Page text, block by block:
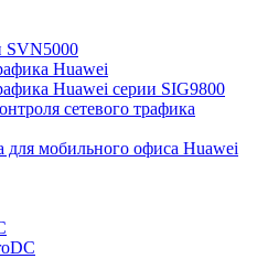
SVN5000
Huawei
Huawei серии SIG9800
сетевого трафика
для мобильного офиса Huawei